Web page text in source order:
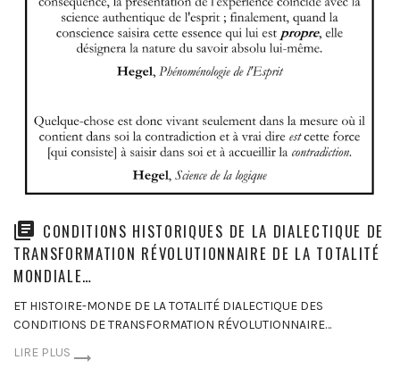
CONDITIONS HISTORIQUES DE LA DIALECTIQUE DE
TRANSFORMATION RÉVOLUTIONNAIRE DE LA TOTALITÉ
MONDIALE…
ET HISTOIRE-MONDE DE LA TOTALITÉ DIALECTIQUE DES
CONDITIONS DE TRANSFORMATION RÉVOLUTIONNAIRE…
LIRE PLUS